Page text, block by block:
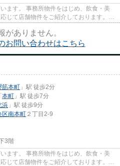
ます。 事務所物件をはじめ、飲食・美
じて店舗物件をご紹介しております。
がありません。
お問い合わせはこちら
筋本町 」駅 徒歩2分
「本町 」駅 徒歩7分
浜 」駅 徒歩9分
区南本町 ２丁目2-9
3階
ます。 事務所物件をはじめ、飲食・美
じて店舗物件をご紹介しております。